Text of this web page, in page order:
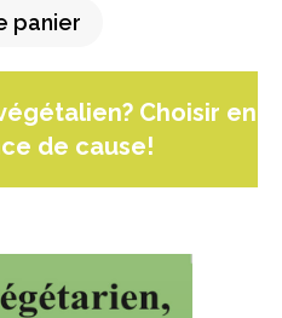
panier
Choisir en
de cause!